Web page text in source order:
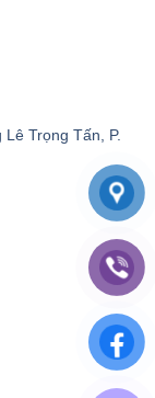
Trọng Tấn, P.